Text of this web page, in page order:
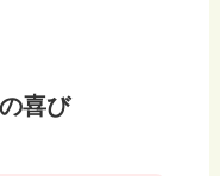
喜び